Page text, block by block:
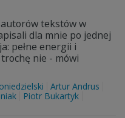
autorów tekstów w
dla mnie po jednej
pełne energii i
nie - mówi
Artur Andrus
Piotr Bukartyk